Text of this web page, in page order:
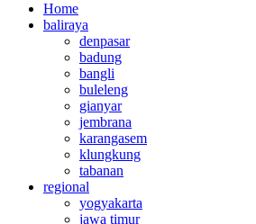
Home
baliraya
denpasar
badung
bangli
buleleng
gianyar
jembrana
karangasem
klungkung
tabanan
regional
yogyakarta
jawa timur